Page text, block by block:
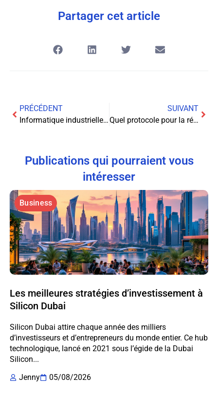
Partager cet article
PRÉCÉDENT
Informatique industrielle : pourquoi choisir du matériel sur-mesure
SUIVANT
Quel protocole pour la réception des courriers adopter en 2026
Publications qui pourraient vous
intéresser
Business
Les meilleures stratégies d’investissement à
Silicon Dubai
Silicon Dubai attire chaque année des milliers
d’investisseurs et d’entrepreneurs du monde entier. Ce hub
technologique, lancé en 2021 sous l’égide de la Dubai
Silicon...
Jenny
05/08/2026